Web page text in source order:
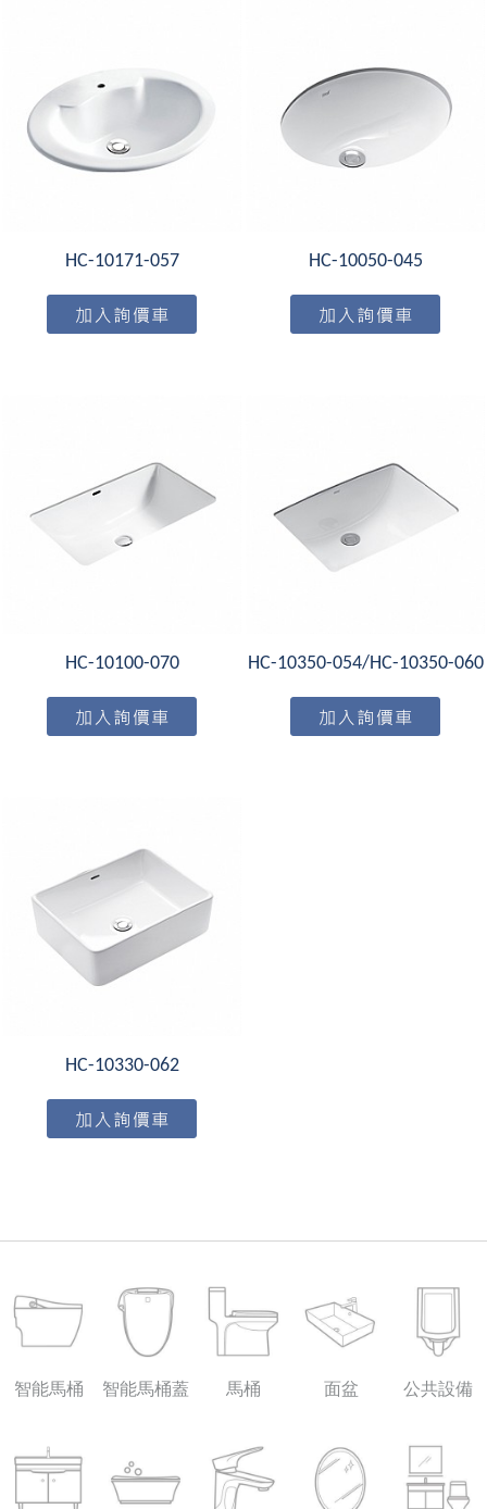
HC-10171-057 HC-10050-045
HC-10100-070 HC-10350-054/HC-10350-060
HC-10330-062
智能馬桶 智能馬桶蓋 馬桶 面盆 公共設備